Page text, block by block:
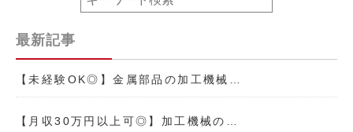
最新記事
【未経験OK◎】金属部品の加工機械…
【月収30万円以上可◎】加工機械の…